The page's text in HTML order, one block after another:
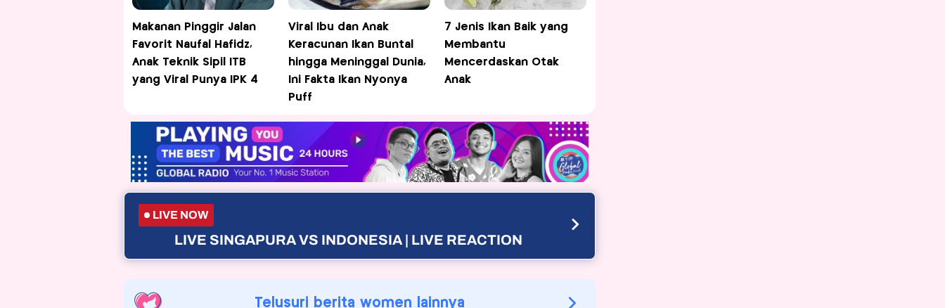
Makanan Pinggir Jalan
Favorit Naufal Hafidz,
Anak Teknik Sipil ITB
yang Viral Punya IPK 4
Viral Ibu dan Anak
Keracunan Ikan Buntal
hingga Meninggal Dunia,
Ini Fakta Ikan Nyonya
Puff
7 Jenis Ikan Baik yang
Membantu
Mencerdaskan Otak
Anak
LIVE NOW
LIVE SINGAPURA VS INDONESIA | LIVE REACTION
Telusuri berita women lainnya